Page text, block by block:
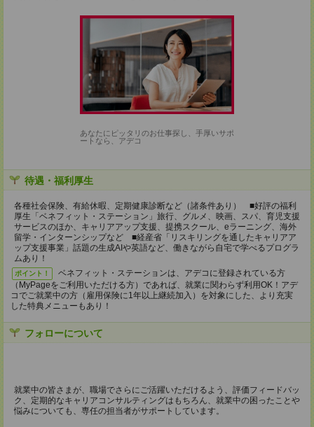
あなたにピッタリのお仕事探し、手厚いサポ
ートなら、アデコ
待遇・福利厚生
各種社会保険、有給休暇、定期健康診断など（諸条件あり） ■好評の福利
厚生「ベネフィット・ステーション」旅行、グルメ、映画、スパ、育児支援
サービスのほか、キャリアアップ支援、提携スクール、eラーニング、海外
留学・インターンシップなど ■経産省「リスキリングを通したキャリアア
ップ支援事業」話題の生成AIや英語など、働きながら自宅で学べるプログラ
ムあり！
ポイント！
ベネフィット・ステーションは、アデコに登録されている方
（MyPageをご利用いただける方）であれば、就業に関わらず利用OK！アデ
コでご就業中の方（雇用保険に1年以上継続加入）を対象にした、より充実
した特典メニューもあり！
フォローについて
就業中の皆さまが、職場でさらにご活躍いただけるよう、評価フィードバッ
ク、定期的なキャリアコンサルティングはもちろん、就業中の困ったことや
悩みについても、専任の担当者がサポートしています。